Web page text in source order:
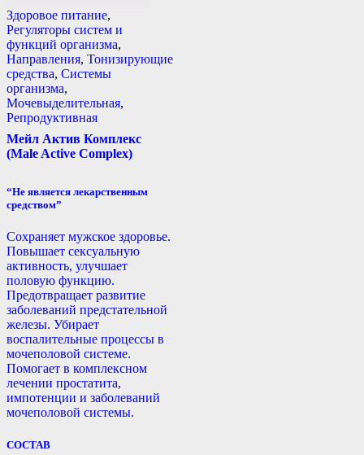
Здоровое питание,
Регуляторы систем и
функций организма,
Направления, Тонизирующие
средства, Системы
организма,
Мочевыделительная,
Репродуктивная
Мейл Актив Комплекс
(Male Active Complex)
“Не является лекарственным
средством”
Сохраняет мужское здоровье.
Повышает сексуальную
активность, улучшает
половую функцию.
Предотвращает развитие
заболеваний предстательной
железы. Убирает
воспалительные процессы в
мочеполовой системе.
Помогает в комплексном
лечении простатита,
импотенции и заболеваний
мочеполовой системы.
СОСТАВ